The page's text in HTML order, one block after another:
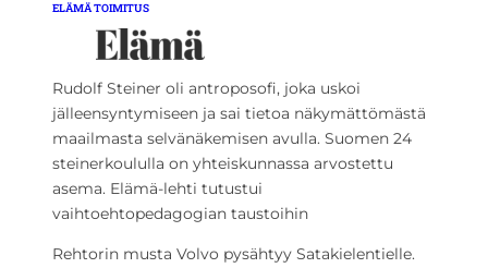
ELÄMÄ TOIMITUS
Rudolf Steiner oli antroposofi, joka uskoi
jälleensyntymiseen ja sai tietoa näkymättömästä
maailmasta selvänäkemisen avulla. Suomen 24
steinerkoululla on yhteiskunnassa arvostettu
asema. Elämä-lehti tutustui
vaihtoehtopedagogian taustoihin
Rehtorin musta Volvo pysähtyy Satakielentielle.